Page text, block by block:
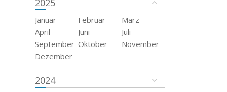
Januar Februar
März
April
Juni
Juli
September Oktober
November
Dezember
2024